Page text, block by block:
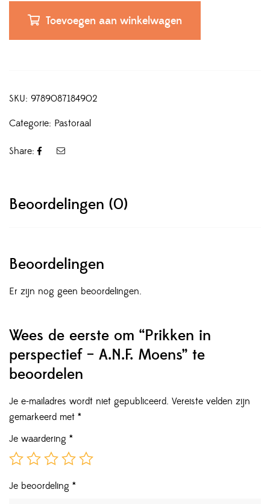
Toevoegen aan winkelwagen
SKU: 9789087184902
Categorie: Pastoraal
Share:
Beoordelingen (0)
Beoordelingen
Er zijn nog geen beoordelingen.
Wees de eerste om “Prikken in
perspectief – A.N.F. Moens” te
beoordelen
Je e-mailadres wordt niet gepubliceerd. Vereiste velden zijn
gemarkeerd met *
Je waardering *
Je beoordeling *